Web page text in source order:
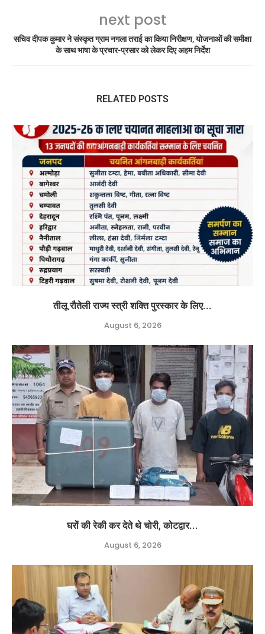
next post
सचिव दीपक कुमार ने संस्कृत ग्राम नगला तराई का किया निरीक्षण, योजनाओं की समीक्षा
के साथ भाषा के प्रचार-प्रसार को लेकर दिए अहम निर्देश
RELATED POSTS
तीलू रौतेली राज्य स्त्री शक्ति पुरस्कार के लिए...
August 6, 2026
घरों की रेकी कर देते थे चोरी, कोटद्वार...
August 6, 2026